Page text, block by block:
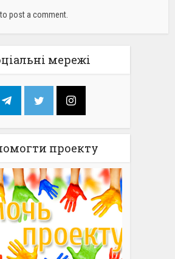
to post a comment.
мережі
проекту